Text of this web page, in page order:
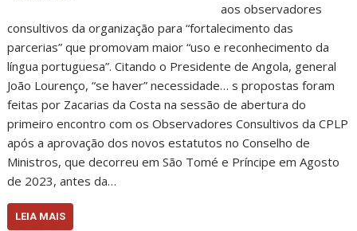
aos observadores
consultivos da organização para “fortalecimento das
parcerias” que promovam maior “uso e reconhecimento da
língua portuguesa”. Citando o Presidente de Angola, general
João Lourenço, “se haver” necessidade… s propostas foram
feitas por Zacarias da Costa na sessão de abertura do
primeiro encontro com os Observadores Consultivos da CPLP
após a aprovação dos novos estatutos no Conselho de
Ministros, que decorreu em São Tomé e Príncipe em Agosto
de 2023, antes da…
LEIA MAIS